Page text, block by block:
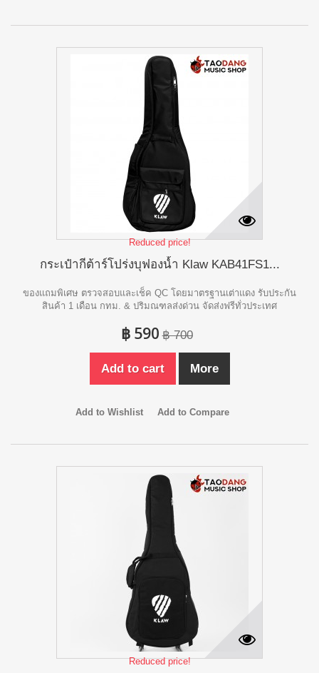
Reduced price!
กระเป๋ากีต้าร์โปร่งบุฟองน้ำ Klaw KAB41FS1...
ของแถมพิเศษ ตรวจสอบและเช็ค QC โดยมาตรฐานเต่าแดง รับประกัน
สินค้า 1 เดือน กทม. & ปริมณฑลส่งด่วน จัดส่งฟรีทั่วประเทศ
฿ 590 ฿ 700
Add to cart More
Add to Wishlist Add to Compare
Reduced price!